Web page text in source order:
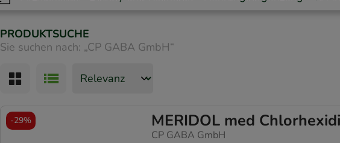
PRODUKTSUCHE
Sie suchen nach: „CP GABA GmbH“
MERIDOL med
CP GABA GmbH
-29%